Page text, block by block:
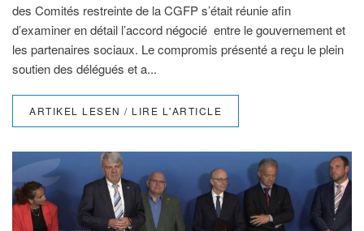
des Comités restreinte de la CGFP s’était réunie afin
d’examiner en détail l’accord négocié entre le gouvernement et
les partenaires sociaux. Le compromis présenté a reçu le plein
soutien des délégués et a...
ARTIKEL LESEN / LIRE L'ARTICLE